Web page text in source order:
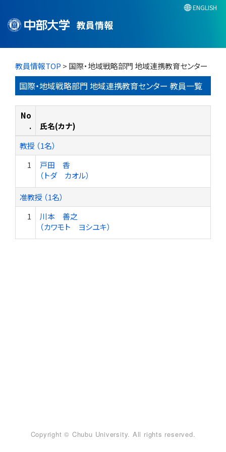
教員情報
ENGLISH
教員情報TOP > 国際・地域戦略部門 地域連携教育センター
国際・地域戦略部門 地域連携教育センター 教員一覧
No
.
氏名(カナ)
教授 （1名）
1
戸田 香
（トダ カオル）
准教授 （1名）
1
川本 善之
（カワモト ヨシユキ）
Copyright © Chubu University. All rights reserved.